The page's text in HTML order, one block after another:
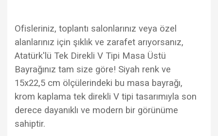
Ofisleriniz, toplantı salonlarınız veya özel
alanlarınız için şıklık ve zarafet arıyorsanız,
Atatürk'lü Tek Direkli V Tipi Masa Üstü
Bayrağınız tam size göre! Siyah renk ve
15x22,5 cm ölçülerindeki bu masa bayrağı,
krom kaplama tek direkli V tipi tasarımıyla son
derece dayanıklı ve modern bir görünüme
sahiptir.